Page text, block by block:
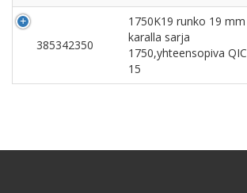
385342350
1750K19 runko 19 mm
karalla sarja
1750,yhteensopiva QIC
15